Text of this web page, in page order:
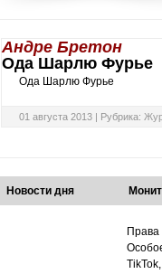
Андре Бретон
Ода Шарлю Фурье
Ода Шарлю Фурье
01 августа 2013 | Рубрика:
Новости дня
Права